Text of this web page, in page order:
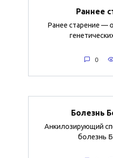
Раннее
Ранее старение —
0
Болезнь
Анкилозирующий
болезнь